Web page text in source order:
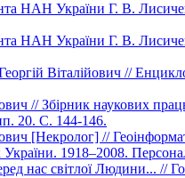
НАН України Г. В.
НАН України Г. В.
Віталійович //
// Збірник наукових
20. С. 144-146.
[Некролог] //
України. 1918–2008.
нас світлої Людини... //